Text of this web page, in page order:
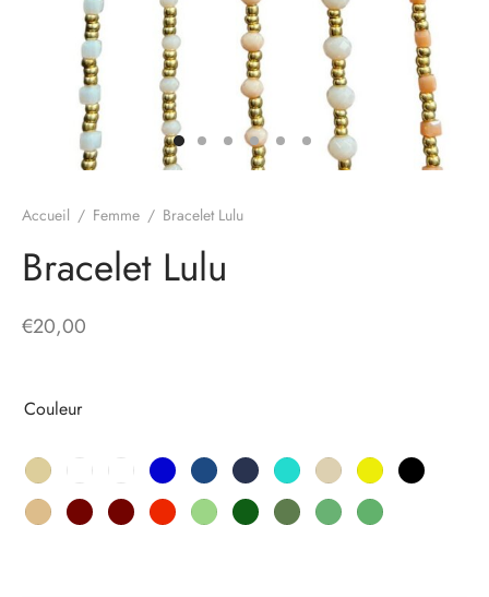
Accueil / Femme / Bracelet Lulu
Bracelet Lulu
€20,00
Couleur